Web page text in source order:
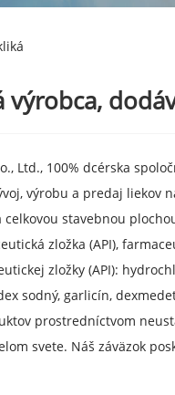
výrobca,
Ltd., 100% dcérska
výrobu a predaj liekov
stavebnou
zložka (API),
zložky (API):
sodný, garlicín,
prostredníctvom
svete. Náš záväzok